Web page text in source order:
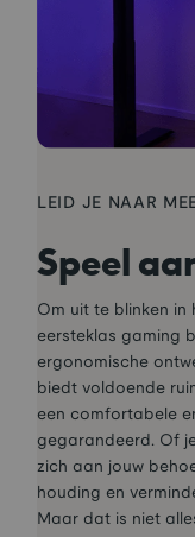
LEID JE NAAR
Speel
Om uit te blinken in
eersteklas gaming
ergonomische
biedt voldoende
een comfortabele
gegarandeerd. Of
zich aan jouw
houding en
Maar dat is niet